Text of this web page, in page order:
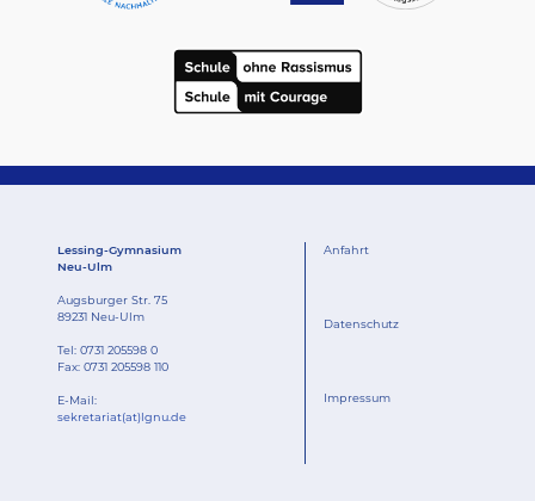
Lessing-Gymnasium
Neu-Ulm
Augsburger Str. 75
89231 Neu-Ulm
Tel: 0731 205598 0
Fax: 0731 205598 110
E-Mail:
sekretariat(at)lgnu.de
Anfahrt
Datenschutz
Impressum